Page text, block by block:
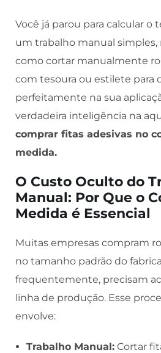
Você já parou para calcular o
um trabalho manual
como cortar manualmente
com tesoura ou estilete para
perfeitamente na sua
verdadeira inteligência na
comprar fitas adesivas no
medida.
O Custo Oculto do
Manual: Por Que o
Medida é Essencial
Muitas empresas compram
no tamanho padrão do
frequentemente, precisam
linha de produção. Esse
envolve:
Trabalho Manual: Cortar